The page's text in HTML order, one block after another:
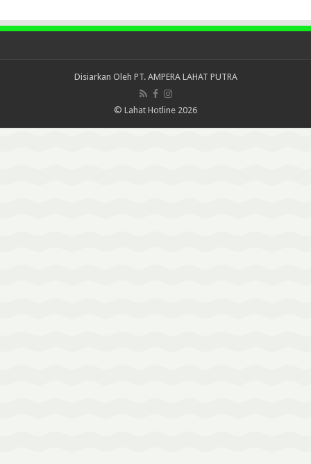
Disiarkan Oleh PT. AMPERA LAHAT PUTRA
© Lahat Hotline 2026